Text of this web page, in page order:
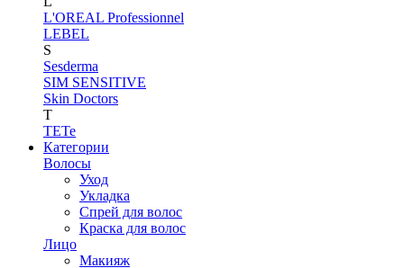
L'OREAL Professionnel
LEBEL
S
Sesderma
SIM SENSITIVE
Skin Doctors
T
TETe
Категории
Волосы
Уход
Укладка
Спрей для волос
Краска для волос
Лицо
Макияж